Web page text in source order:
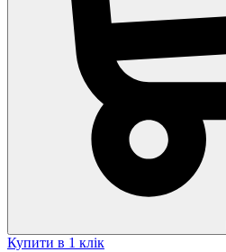
Купити в 1 клік